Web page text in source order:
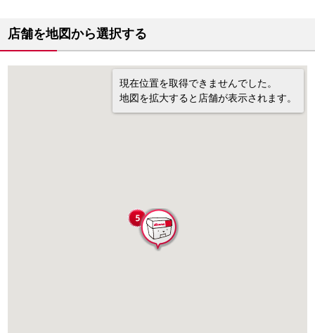
店舗を地図から選択する
現在位置を取得できませんでした。
地図を拡大すると店舗が表示されます。